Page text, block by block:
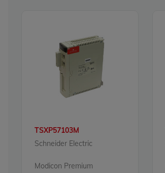
TSXP57103M
Schneider Electric
Modicon Premium